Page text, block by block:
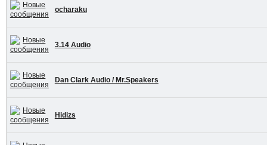
ocharaku
3.14 Audio
Dan Clark Audio / Mr.Speakers
Hidizs